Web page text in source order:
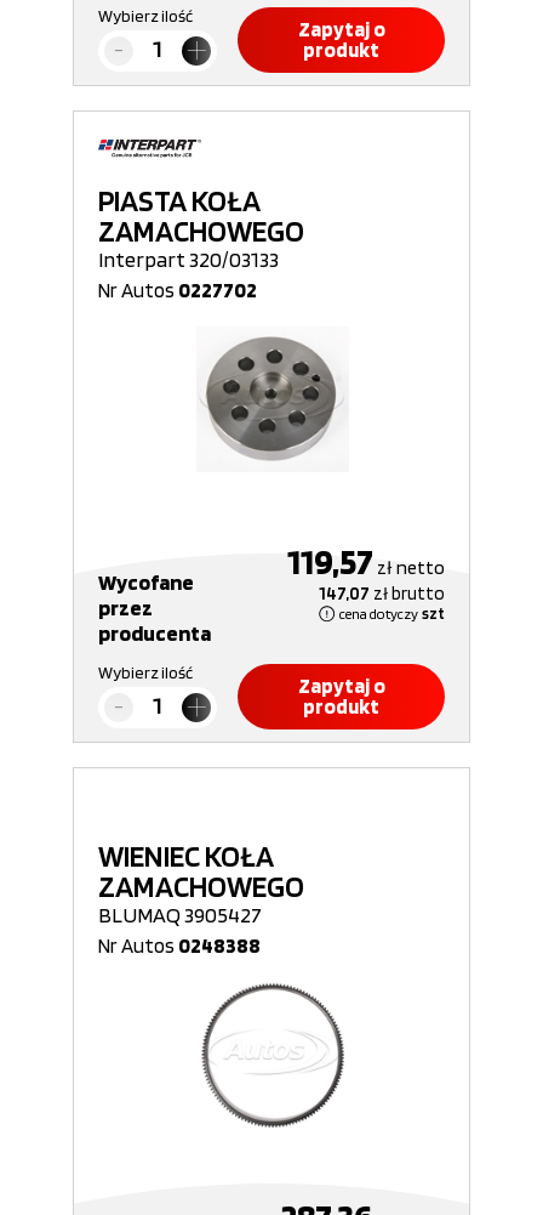
Wybierz ilość
Zapytaj o
produkt
PIASTA KOŁA
ZAMACHOWEGO
Interpart 320/03133
Nr Autos 0227702
Wycofane
przez
producenta
119,57 złnetto
147,07 złbrutto
cena dotyczy szt
Wybierz ilość
Zapytaj o
produkt
WIENIEC KOŁA
ZAMACHOWEGO
BLUMAQ 3905427
Nr Autos 0248388